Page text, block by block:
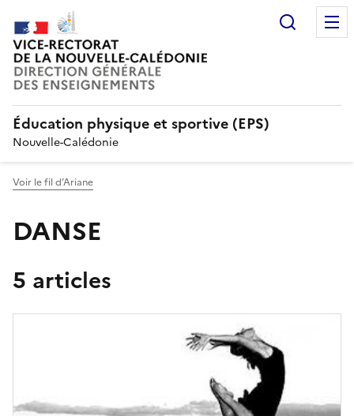
Éducation physique et sportive (EPS)
Nouvelle-Calédonie
Voir le fil d’Ariane
DANSE
5 articles